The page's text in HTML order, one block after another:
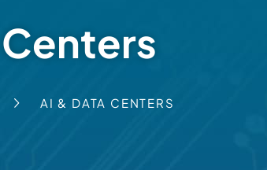
AI & DATA CENTERS